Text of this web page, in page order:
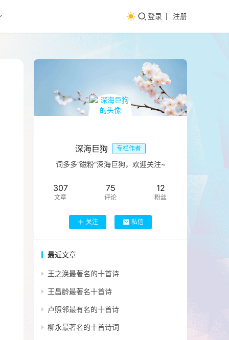
登录 注册
深海巨狗 专栏作者
词多多“磁粉”深海巨狗，欢迎关注~
307
文章
75
评论
12
粉丝
关注 私信
最近文章
王之涣最著名的十首诗
王昌龄最著名十首诗
卢照邻最有名的十首诗
柳永最著名的十首诗词